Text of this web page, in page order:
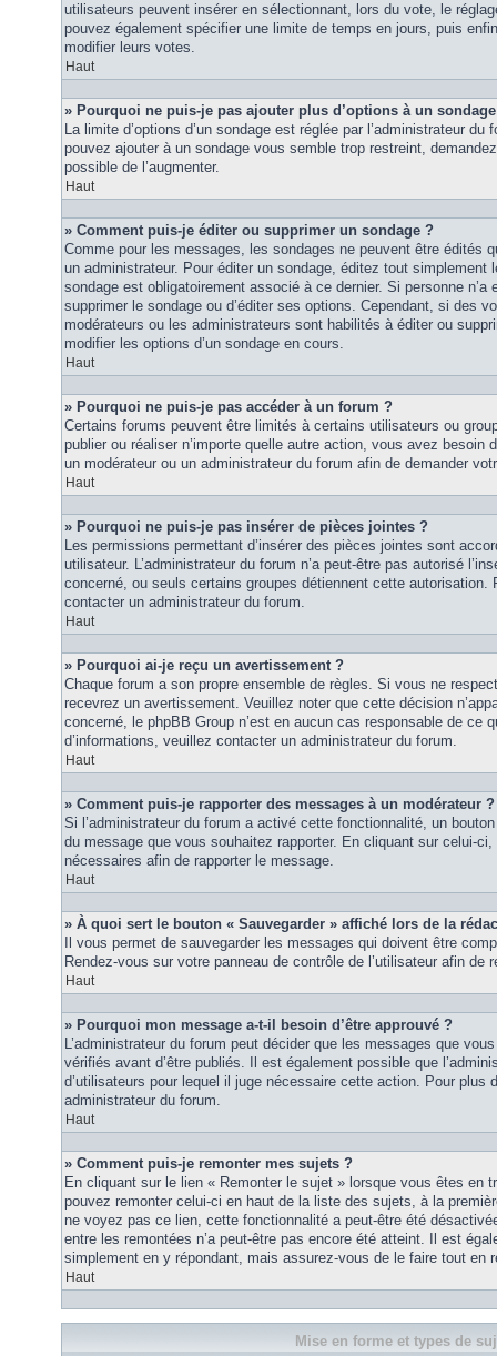
utilisateurs peuvent insérer en sélectionnant, lors du vote, le
pouvez également spécifier une limite de temps en jours, puis
modifier leurs votes.
Haut
» Pourquoi ne puis-je pas ajouter plus d’options à un
La limite d’options d’un sondage est réglée par l’administrateur
pouvez ajouter à un sondage vous semble trop restreint,
possible de l’augmenter.
Haut
» Comment puis-je éditer ou supprimer un sondage ?
Comme pour les messages, les sondages ne peuvent être édités
un administrateur. Pour éditer un sondage, éditez tout simplement
sondage est obligatoirement associé à ce dernier. Si personne
supprimer le sondage ou d’éditer ses options. Cependant, si des
modérateurs ou les administrateurs sont habilités à éditer ou
modifier les options d’un sondage en cours.
Haut
» Pourquoi ne puis-je pas accéder à un forum ?
Certains forums peuvent être limités à certains utilisateurs ou
publier ou réaliser n’importe quelle autre action, vous avez besoin
un modérateur ou un administrateur du forum afin de demander
Haut
» Pourquoi ne puis-je pas insérer de pièces jointes ?
Les permissions permettant d’insérer des pièces jointes sont
utilisateur. L’administrateur du forum n’a peut-être pas autorisé
concerné, ou seuls certains groupes détiennent cette autorisation.
contacter un administrateur du forum.
Haut
» Pourquoi ai-je reçu un avertissement ?
Chaque forum a son propre ensemble de règles. Si vous ne
recevrez un avertissement. Veuillez noter que cette décision
concerné, le phpBB Group n’est en aucun cas responsable de ce
d’informations, veuillez contacter un administrateur du forum.
Haut
» Comment puis-je rapporter des messages à un modérateur ?
Si l’administrateur du forum a activé cette fonctionnalité, un
du message que vous souhaitez rapporter. En cliquant sur celui-
nécessaires afin de rapporter le message.
Haut
» À quoi sert le bouton « Sauvegarder » affiché lors de la
Il vous permet de sauvegarder les messages qui doivent être
Rendez-vous sur votre panneau de contrôle de l’utilisateur afin de
Haut
» Pourquoi mon message a-t-il besoin d’être approuvé ?
L’administrateur du forum peut décider que les messages que
vérifiés avant d’être publiés. Il est également possible que
d’utilisateurs pour lequel il juge nécessaire cette action. Pour plus
administrateur du forum.
Haut
» Comment puis-je remonter mes sujets ?
En cliquant sur le lien « Remonter le sujet » lorsque vous êtes en
pouvez remonter celui-ci en haut de la liste des sujets, à la
ne voyez pas ce lien, cette fonctionnalité a peut-être été
entre les remontées n’a peut-être pas encore été atteint. Il est
simplement en y répondant, mais assurez-vous de le faire tout en
Haut
Mise en forme et types de